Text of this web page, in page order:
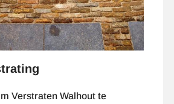
Verstraten Walhout te